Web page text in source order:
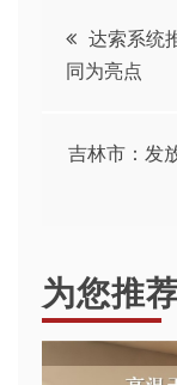
文
章
导
达索系统
同为亮点
吉林市：发
为您推